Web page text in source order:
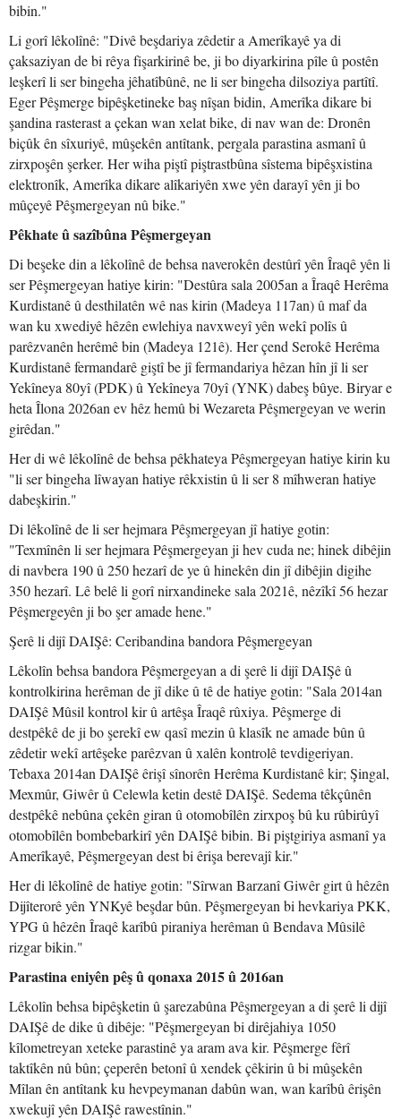
bibin."
Li gorî lêkolînê: "Divê beşdariya zêdetir a Amerîkayê ya di
çaksaziyan de bi rêya fişarkirinê be, ji bo diyarkirina pîle û postên
leşkerî li ser bingeha jêhatîbûnê, ne li ser bingeha dilsoziya partîtî.
Eger Pêşmerge bipêşketineke baş nîşan bidin, Amerîka dikare bi
şandina rasterast a çekan wan xelat bike, di nav wan de: Dronên
biçûk ên sîxuriyê, mûşekên antîtank, pergala parastina asmanî û
zirxpoşên şerker. Her wiha piştî piştrastbûna sîstema bipêşxistina
elektronîk, Amerîka dikare alîkariyên xwe yên darayî yên ji bo
mûçeyê Pêşmergeyan nû bike."
Pêkhate û sazîbûna Pêşmergeyan
Di beşeke din a lêkolînê de behsa naverokên destûrî yên Îraqê yên li
ser Pêşmergeyan hatiye kirin: "Destûra sala 2005an a Îraqê Herêma
Kurdistanê û desthilatên wê nas kirin (Madeya 117an) û maf da
wan ku xwediyê hêzên ewlehiya navxweyî yên wekî polîs û
parêzvanên herêmê bin (Madeya 121ê). Her çend Serokê Herêma
Kurdistanê fermandarê giştî be jî fermandariya hêzan hîn jî li ser
Yekîneya 80yî (PDK) û Yekîneya 70yî (YNK) dabeş bûye. Biryar e
heta Îlona 2026an ev hêz hemû bi Wezareta Pêşmergeyan ve werin
girêdan."
Her di wê lêkolînê de behsa pêkhateya Pêşmergeyan hatiye kirin ku
"li ser bingeha lîwayan hatiye rêkxistin û li ser 8 mîhweran hatiye
dabeşkirin."
Di lêkolînê de li ser hejmara Pêşmergeyan jî hatiye gotin:
"Texmînên li ser hejmara Pêşmergeyan ji hev cuda ne; hinek dibêjin
di navbera 190 û 250 hezarî de ye û hinekên din jî dibêjin digihe
350 hezarî. Lê belê li gorî nirxandineke sala 2021ê, nêzîkî 56 hezar
Pêşmergeyên ji bo şer amade hene."
Şerê li dijî DAIŞê: Ceribandina bandora Pêşmergeyan
Lêkolîn behsa bandora Pêşmergeyan a di şerê li dijî DAIŞê û
kontrolkirina herêman de jî dike û tê de hatiye gotin: "Sala 2014an
DAIŞê Mûsil kontrol kir û artêşa Îraqê rûxiya. Pêşmerge di
destpêkê de ji bo şerekî ew qasî mezin û klasîk ne amade bûn û
zêdetir wekî artêşeke parêzvan û xalên kontrolê tevdigeriyan.
Tebaxa 2014an DAIŞê êrişî sînorên Herêma Kurdistanê kir; Şingal,
Mexmûr, Giwêr û Celewla ketin destê DAIŞê. Sedema têkçûnên
destpêkê nebûna çekên giran û otomobîlên zirxpoş bû ku rûbirûyî
otomobîlên bombebarkirî yên DAIŞê bibin. Bi piştgiriya asmanî ya
Amerîkayê, Pêşmergeyan dest bi êrişa berevajî kir."
Her di lêkolînê de hatiye gotin: "Sîrwan Barzanî Giwêr girt û hêzên
Dijîterorê yên YNKyê beşdar bûn. Pêşmergeyan bi hevkariya PKK,
YPG û hêzên Îraqê karîbû piraniya herêman û Bendava Mûsilê
rizgar bikin."
Parastina eniyên pêş û qonaxa 2015 û 2016an
Lêkolîn behsa bipêşketin û şarezabûna Pêşmergeyan a di şerê li dijî
DAIŞê de dike û dibêje: "Pêşmergeyan bi dirêjahiya 1050
kîlometreyan xeteke parastinê ya aram ava kir. Pêşmerge fêrî
taktîkên nû bûn; çeperên betonî û xendek çêkirin û bi mûşekên
Mîlan ên antîtank ku hevpeymanan dabûn wan, wan karîbû êrişên
xwekujî yên DAIŞê rawestînin."